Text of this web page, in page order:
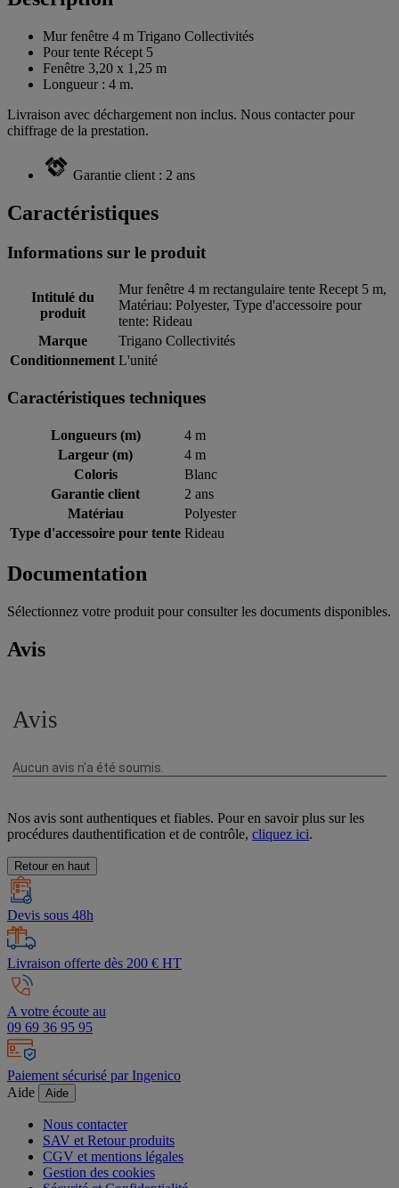
Mur fenêtre 4 m Trigano Collectivités
Pour tente Récept 5
Fenêtre 3,20 x 1,25 m
Longueur : 4 m.
Livraison avec déchargement non inclus. Nous contacter pour
chiffrage de la prestation.
Garantie client : 2 ans
Caractéristiques
Informations sur le produit
Intitulé du
produit
Mur fenêtre 4 m rectangulaire tente Recept 5 m,
Matériau: Polyester, Type d'accessoire pour
tente: Rideau
Marque
Trigano Collectivités
Conditionnement L'unité
Caractéristiques techniques
Longueurs (m)
4 m
Largeur (m)
4 m
Coloris
Blanc
Garantie client
2 ans
Matériau
Polyester
Type d'accessoire pour tente Rideau
Documentation
Sélectionnez votre produit pour consulter les documents disponibles.
Avis
Nos avis sont authentiques et fiables. Pour en savoir plus sur les
procédures dauthentification et de contrôle, cliquez ici.
Retour en haut
Devis sous 48h
Livraison offerte dès 200 € HT
A votre écoute au
09 69 36 95 95
Paiement sécurisé par Ingenico
Aide
Aide
Nous contacter
SAV et Retour produits
CGV et mentions légales
Gestion des cookies